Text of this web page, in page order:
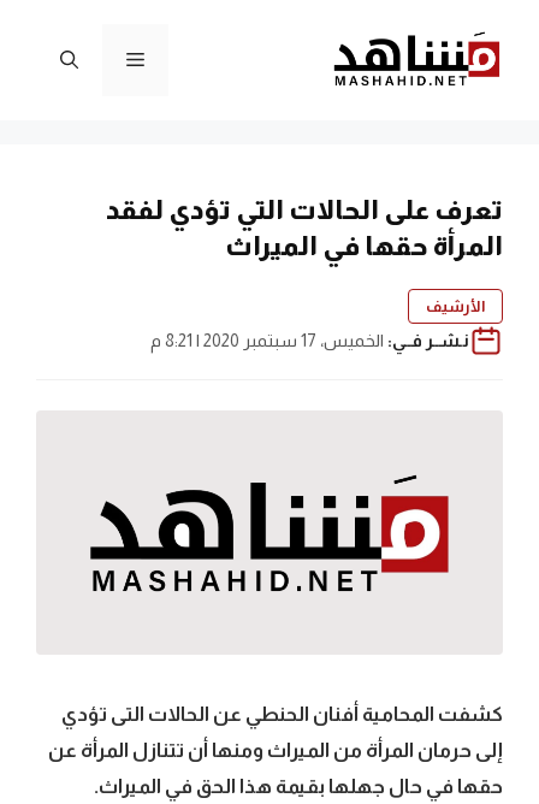
المحتوى
القائمة
تعرف على الحالات التي تؤدي لفقد
المرأة حقها في الميراث
الأرشيف
نـشــر فــي: الخميس، 17 سبتمبر 2020 | 8:21 م
كشفت المحامية أفنان الحنطي عن الحالات التى تؤدي
إلى حرمان المرأة من الميراث ومنها أن تتنازل المرأة عن
حقها في حال جهلها بقيمة هذا الحق في الميراث.